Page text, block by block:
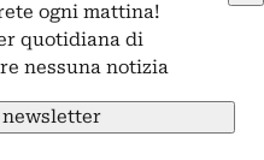
Vittorio Emanuele II, 287 –
dei dati personali
II, 287 – 00186 Roma
Cookie PolicyCredits
ogni mattina!
quotidiana di
nessuna notizia